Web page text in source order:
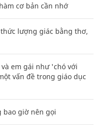
cơ bản cần nhớ
lượng giác bằng thơ,
em gái như 'chó với
vấn đề trong giáo dục
bao giờ nên gọi